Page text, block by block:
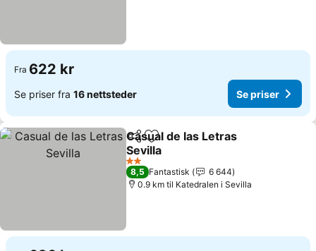
Fra 622 kr
Se priser fra 16 nettsteder Se priser
Del Legg til i favoritter
Casual de las Letras
Sevilla
2 Stjerner
8,5 Fantastisk
6 644
0.9 km til Katedralen i Sevilla